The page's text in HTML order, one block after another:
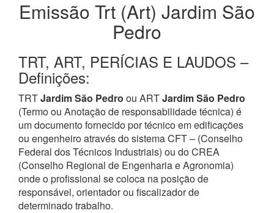
Emissão Trt (Art) Jardim São
Pedro
TRT, ART, PERÍCIAS E LAUDOS –
Definições:
TRTJardim São Pedro ou ARTJardim São Pedro
(Termo ou Anotação de responsabilidade técnica) é
um documento fornecido por técnico em edificações
ou engenheiro através do sistema CFT – (Conselho
Federal dos Técnicos Industriais) ou do CREA
(Conselho Regional de Engenharia e Agronomia)
onde o profissional se coloca na posição de
responsável, orientador ou fiscalizador de
determinado trabalho.